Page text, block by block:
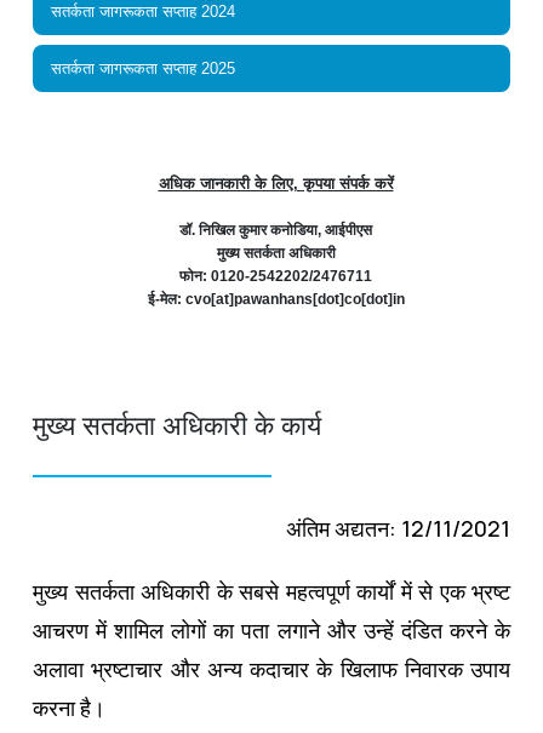
सतर्कता जागरूकता सप्ताह 2024
सतर्कता जागरूकता सप्ताह 2025
अधिक जानकारी के लिए, कृपया संपर्क करें
डॉ. निखिल कुमार कनोडिया, आईपीएस
मुख्य सतर्कता अधिकारी
फोन: 0120-2542202/2476711
ई-मेल: cvo[at]pawanhans[dot]co[dot]in
मुख्य सतर्कता अधिकारी के कार्य
अंतिम अद्यतन: 12/11/2021
मुख्य सतर्कता अधिकारी के सबसे महत्वपूर्ण कार्यों में से एक भ्रष्ट
आचरण में शामिल लोगों का पता लगाने और उन्हें दंडित करने के
अलावा भ्रष्टाचार और अन्य कदाचार के खिलाफ निवारक उपाय
करना है।